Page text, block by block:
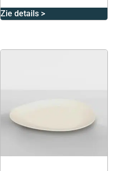
Zie details >